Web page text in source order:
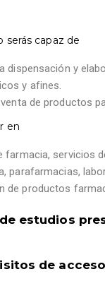
serás capaz de
dispensación y
y afines.
de productos
en
farmacia, servicios
parafarmacias,
de productos
estudios
de